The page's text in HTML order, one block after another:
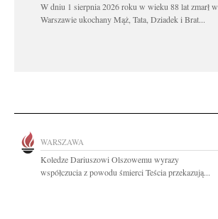
W dniu 1 sierpnia 2026 roku w wieku 88 lat zmarł w
Warszawie ukochany Mąż, Tata, Dziadek i Brat...
WARSZAWA
Koledze Dariuszowi Olszowemu wyrazy
współczucia z powodu śmierci Teścia przekazują...